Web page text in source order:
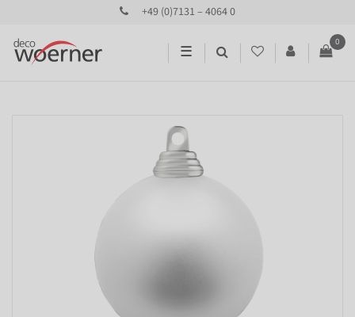
+49 (0)7131 – 4064 0
☰
0